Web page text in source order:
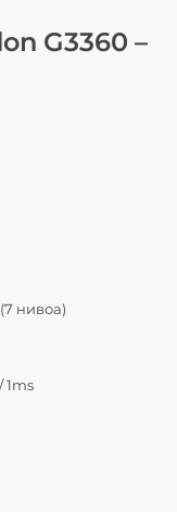
G3360 –
нивоа)
1ms